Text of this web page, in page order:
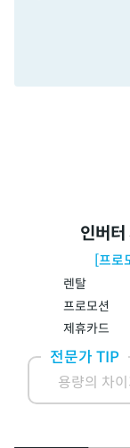
인버
[프로
렌탈
프로모션
제휴카드
전문가 TIP
용량의 차